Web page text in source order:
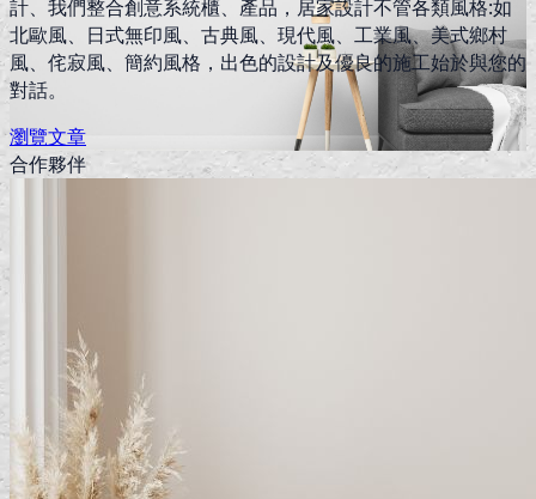
計、我們整合創意系統櫃、產品，居家設計不管各類風格:如
北歐風、日式無印風、古典風、現代風、工業風、美式鄉村
風、侘寂風、簡約風格，出色的設計及優良的施工始於與您的
對話。
瀏覽文章
合作夥伴